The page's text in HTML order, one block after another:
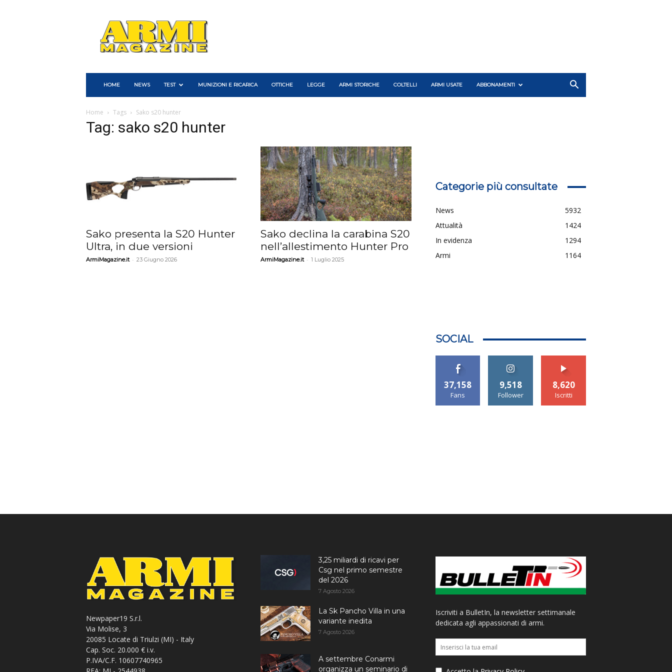
Armi
Magazine
HOME NEWS TEST MUNIZIONI E RICARICA OTTICHE LEGGE ARMI STORICHE COLTELLI ARMI USATE ABBONAMENTI
Home Tags Sako s20 hunter
Tag: sako s20 hunter
Sako presenta la S20 Hunter
Ultra, in due versioni
ArmiMagazine.it - 23 Giugno 2026
Sako declina la carabina S20
nell’allestimento Hunter Pro
ArmiMagazine.it - 1 Luglio 2025
Categorie più consultate
News
5932
Attualità
1424
In evidenza
1294
Armi
1164
SOCIAL
37,158
Fans
9,518
Follower
8,620
Iscritti
Newpaper19 S.r.l.
Via Molise, 3
20085 Locate di Triulzi (MI) - Italy
Cap. Soc. 20.000 € i.v.
P.IVA/C.F. 10607740965
3,25 miliardi di ricavi per
Csg nel primo semestre
del 2026
7 Agosto 2026
La Sk Pancho Villa in una
variante inedita
7 Agosto 2026
A settembre Conarmi
organizza un seminario di
Iscriviti a BulletIn, la newsletter settimanale
dedicata agli appassionati di armi.